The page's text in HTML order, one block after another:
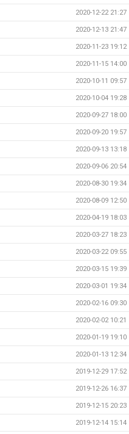
2020-12-22 21:27
2020-12-13 21:47
2020-11-23 19:12
2020-11-15 14:00
2020-10-11 09:57
2020-10-04 19:28
2020-09-27 18:00
2020-09-20 19:57
2020-09-13 13:18
2020-09-06 20:54
2020-08-30 19:34
2020-08-09 12:50
2020-04-19 18:03
2020-03-27 18:23
2020-03-22 09:55
2020-03-15 19:39
2020-03-01 19:34
2020-02-16 09:30
2020-02-02 10:21
2020-01-19 19:10
2020-01-13 12:34
2019-12-29 17:52
2019-12-26 16:37
2019-12-15 20:23
2019-12-14 15:14